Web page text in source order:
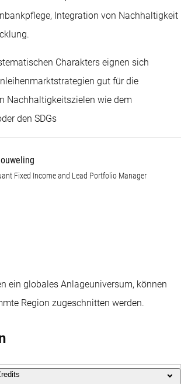
Integration von Nachhaltigkeit
Charakters eignen sich
gut für die
Nachhaltigkeitszielen wie dem
den SDGsPatrick Houweling
Fixed Income and Lead Portfolio Manager
ein globales Anlageuniversum, können
Region zugeschnitten werden.